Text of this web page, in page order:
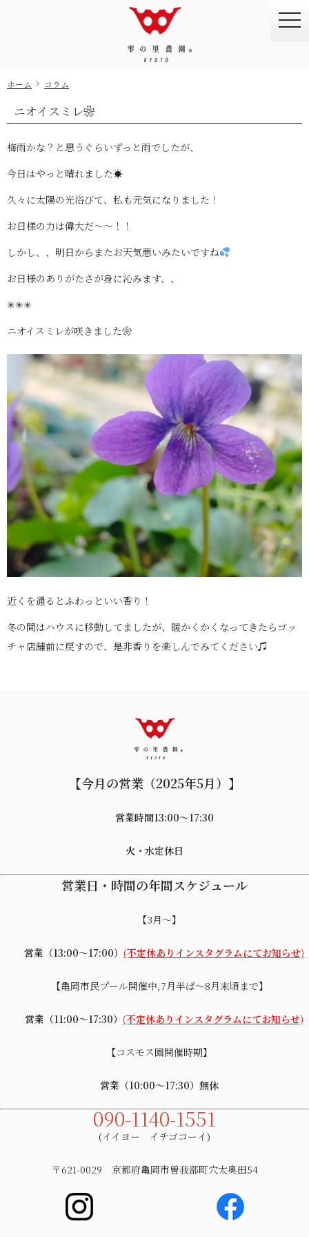
ホーム コラム
ニオイスミレ❀
梅雨かな？と思うぐらいずっと雨でしたが、
今日はやっと晴れました☀
久々に太陽の光浴びて、私も元気になりました！
お日様の力は偉大だ〜〜！！
しかし、、明日からまたお天気悪いみたいですね
お日様のありがたさが身に沁みます、、
✳✳✳
ニオイスミレが咲きました❀
近くを通るとふわっといい香り！
冬の間はハウスに移動してましたが、暖かくかくなってきたらゴッ
チャ店舗前に戻すので、是非香りを楽しんでみてください♫
【今月の営業（2025年5月）】
営業時間13:00〜17:30
火・水定休日
営業日・時間の年間スケジュール
【3月～】
営業（13:00～17:00） (不定休ありインスタグラムにてお知らせ)
【亀岡市民プール開催中,7月半ば～8月末頃まで】
営業（11:00～17:30） (不定休ありインスタグラムにてお知らせ)
【コスモス園開催時期】
営業（10:00～17:30）無休
090-1140-1551
(イイヨー イチゴコーイ)
〒621-0029 京都府亀岡市曽我部町穴太奥田54